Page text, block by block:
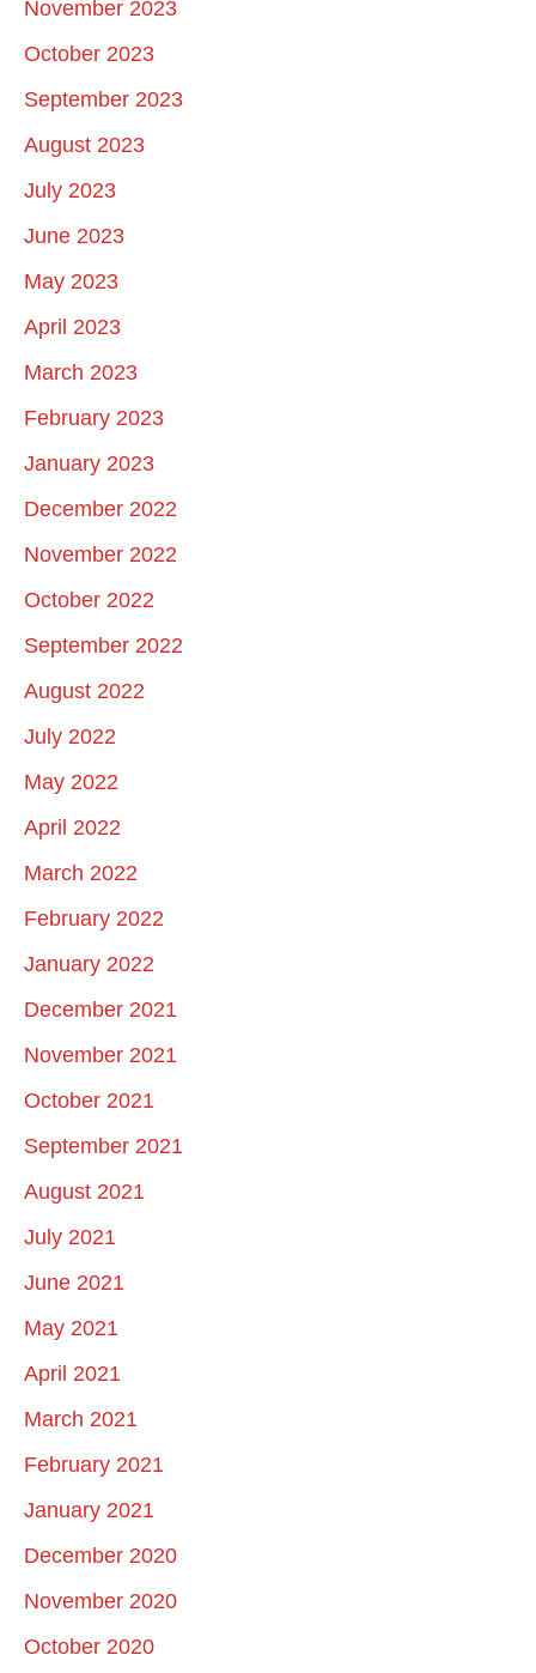
November 2023
October 2023
September 2023
August 2023
July 2023
June 2023
May 2023
April 2023
March 2023
February 2023
January 2023
December 2022
November 2022
October 2022
September 2022
August 2022
July 2022
May 2022
April 2022
March 2022
February 2022
January 2022
December 2021
November 2021
October 2021
September 2021
August 2021
July 2021
June 2021
May 2021
April 2021
March 2021
February 2021
January 2021
December 2020
November 2020
October 2020